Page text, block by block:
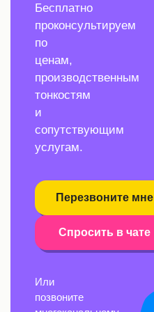
Бесплатно
проконсультируем
по
ценам,
производственным
тонкостям
и
сопутствующим
услугам.
Перезвоните мне
Спросить в чате
Или
позвоните